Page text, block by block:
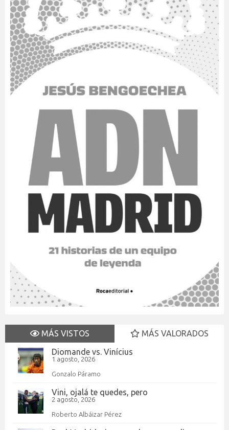
MÁS VISTOS
MÁS VALORADOS
Diomande vs. Vinícius
1 agosto, 2026
Gonzalo Páramo
Vini, ojalá te quedes, pero
2 agosto, 2026
Roberto Albáizar Pérez